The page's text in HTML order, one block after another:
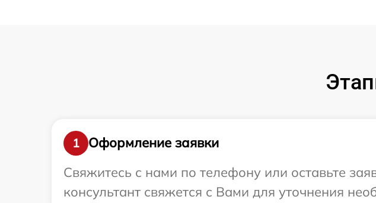
1
Оформление заявки
Свяжитесь с нами по телефону или оставьте
консультант свяжется с Вами для уточнения